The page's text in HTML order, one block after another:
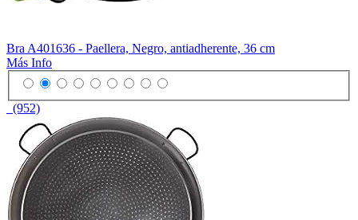
Bra A401636 - Paellera, Negro, antiadherente, 36 cm
Más Info
(952)